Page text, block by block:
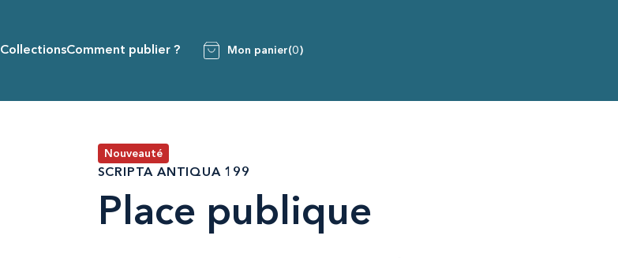
CollectionsComment publier ? Mon panier(0)
Nouveauté
SCRIPTA ANTIQUA 199
Place publique